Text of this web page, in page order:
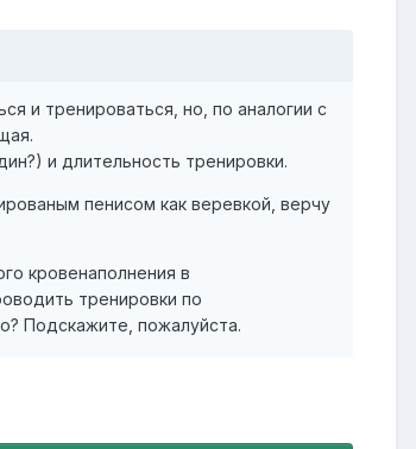
и тренироваться, но, по аналогии с
и длительность тренировки.
пенисом как веревкой, верчу
кровенаполнения в
тренировки по
Подскажите, пожалуйста.